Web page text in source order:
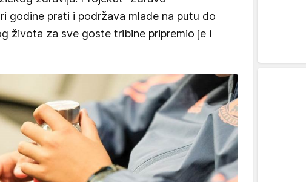
godine prati i podržava mlade na putu do
života za sve goste tribine pripremio je i